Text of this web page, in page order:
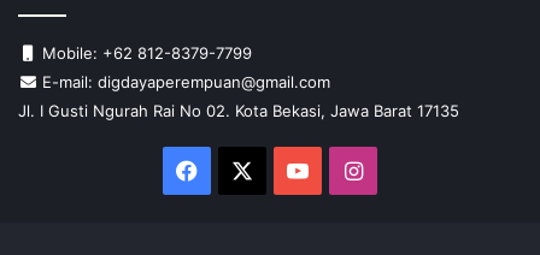
Mobile: +62 812-8379-7799
E-mail: digdayaperempuan@gmail.com
Jl. I Gusti Ngurah Rai No 02. Kota Bekasi, Jawa Barat 17135
Facebook YouTubeInstagram